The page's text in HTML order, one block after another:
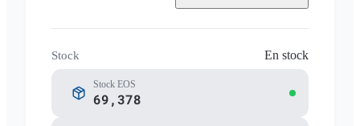
Stock En stock
Stock EOS
69,378